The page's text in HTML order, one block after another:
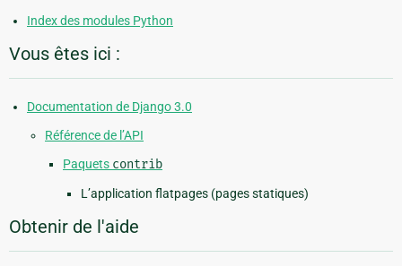
Index des modules Python
Vous êtes ici :
Documentation de Django 3.0
Référence de l’API
Paquets contrib
L’application flatpages (pages statiques)
Obtenir de l'aide